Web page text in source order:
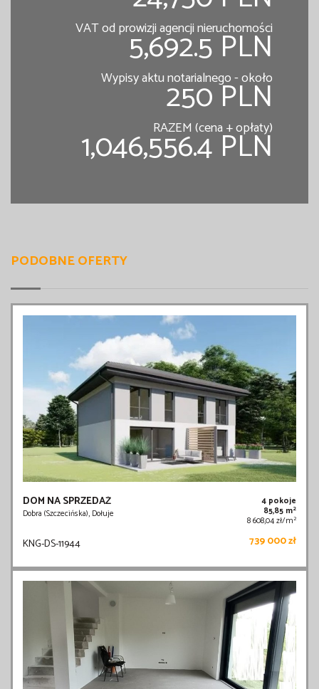
VAT od prowizji agencji nieruchomości
5,692.5 PLN
Wypisy aktu notarialnego - około
250 PLN
RAZEM (cena + opłaty)
1,046,556.4 PLN
PODOBNE OFERTY
DOM NA SPRZEDAŻ
Dobra (Szczecińska), Dołuje
4 pokoje
85,85 m2
8 608,04 zł/m2
KNG-DS-11944 739 000 zł